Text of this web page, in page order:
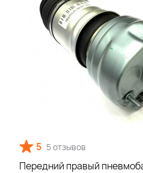
5 5 отзывов
Передний правый